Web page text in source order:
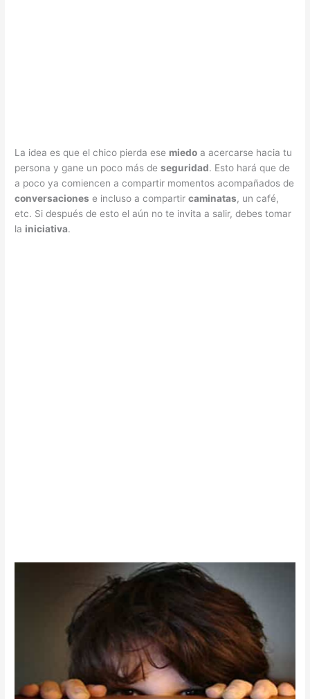
La idea es que el chico pierda ese miedo a acercarse hacia tu
persona y gane un poco más deseguridad. Esto hará que de
a poco ya comiencen a compartir momentos acompañados de
conversaciones e incluso a compartircaminatas, un café,
etc. Si después de esto el aún no te invita a salir, debes tomar
la iniciativa.